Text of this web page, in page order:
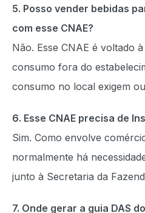
5. Posso vender bebidas
com esse CNAE?
Não. Esse CNAE é voltado
consumo fora do
consumo no local exigem
6. Esse CNAE precisa de
Sim. Como envolve
normalmente há
junto à Secretaria da
7. Onde gerar a guia DAS